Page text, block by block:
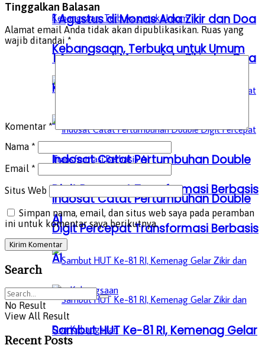
1 Agustus di Monas Ada Zikir dan Doa
Kebangsaan, Terbuka untuk Umum
Indosat Catat Pertumbuhan Double
Digit Percepat Transformasi Berbasis
AI
Sambut HUT Ke-81 RI, Kemenag Gelar
1 Agustus di Monas Ada Zikir dan Doa
Kebangsaan, Terbuka untuk Umum
Indosat Catat Pertumbuhan Double
Digit Percepat Transformasi Berbasis
AI
Tinggalkan Balasan
Alamat email Anda tidak akan dipublikasikan. Ruas yang
wajib ditandai *
Komentar *
Nama *
Email *
Situs Web
Simpan nama, email, dan situs web saya pada peramban
ini untuk komentar saya berikutnya.
Search
No Result
View All Result
Recent Posts